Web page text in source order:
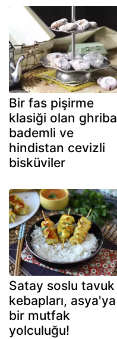
Bir fas pişirme
klasiği olan ghriba
bademli ve
hindistan cevizli
bisküviler
Satay soslu tavuk
kebapları, asya'ya
bir mutfak
yolculuğu!